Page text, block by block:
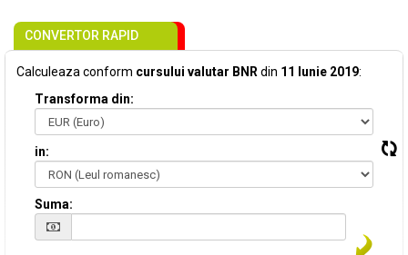
CONVERTOR RAPID
Calculeaza conform cursului valutar BNR din 11 Iunie 2019:
Transforma din:
in:
Suma: